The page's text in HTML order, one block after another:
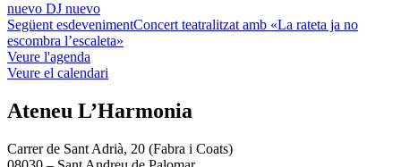
nuevo DJ nuevo
Següent esdevenimentConcert teatralitzat amb «La rateta ja no
escombra l’escaleta»
Veure l'agenda
Veure el calendari
Ateneu L’Harmonia
Carrer de Sant Adrià, 20 (Fabra i Coats)